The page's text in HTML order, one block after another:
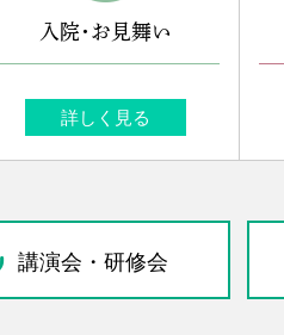
入院・お見舞い
詳しく見る
講演会・研修会